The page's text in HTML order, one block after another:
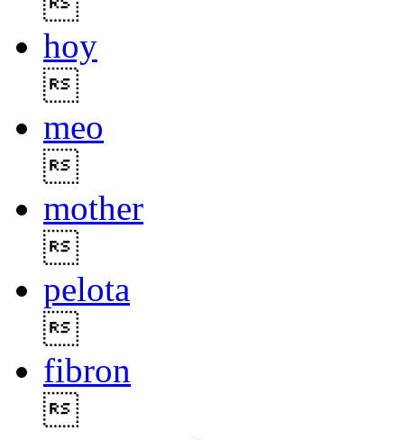
hoy
meo
mother
pelota
fibron